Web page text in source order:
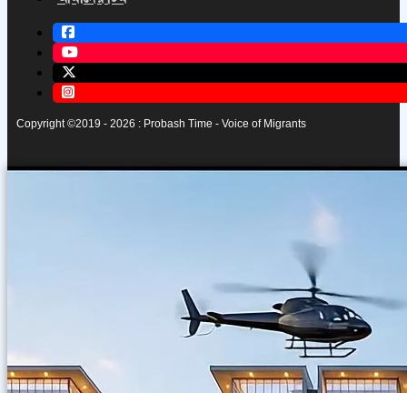
Copyright ©2019 - 2026 : Probash Time - Voice of Migrants